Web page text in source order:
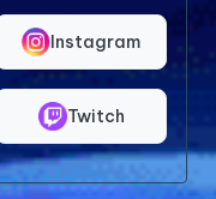
Instagram
Twitch